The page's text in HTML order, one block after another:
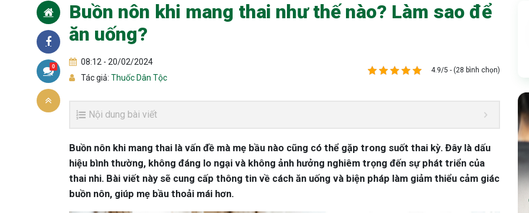
Buồn nôn khi mang thai như thế nào? Làm sao để
ăn uống?
08:12 - 20/02/2024
Tác giả: Thuốc Dân Tộc
4.9/5 - (28 bình chọn)
0
Nội dung bài viết
Buồn nôn khi mang thai là vấn đề mà mẹ bầu nào cũng có thể gặp trong suốt thai kỳ. Đây là dấu
hiệu bình thường, không đáng lo ngại và không ảnh hưởng nghiêm trọng đến sự phát triển của
thai nhi. Bài viết này sẽ cung cấp thông tin về cách ăn uống và biện pháp làm giảm thiểu cảm giác
buồn nôn, giúp mẹ bầu thoải mái hơn.